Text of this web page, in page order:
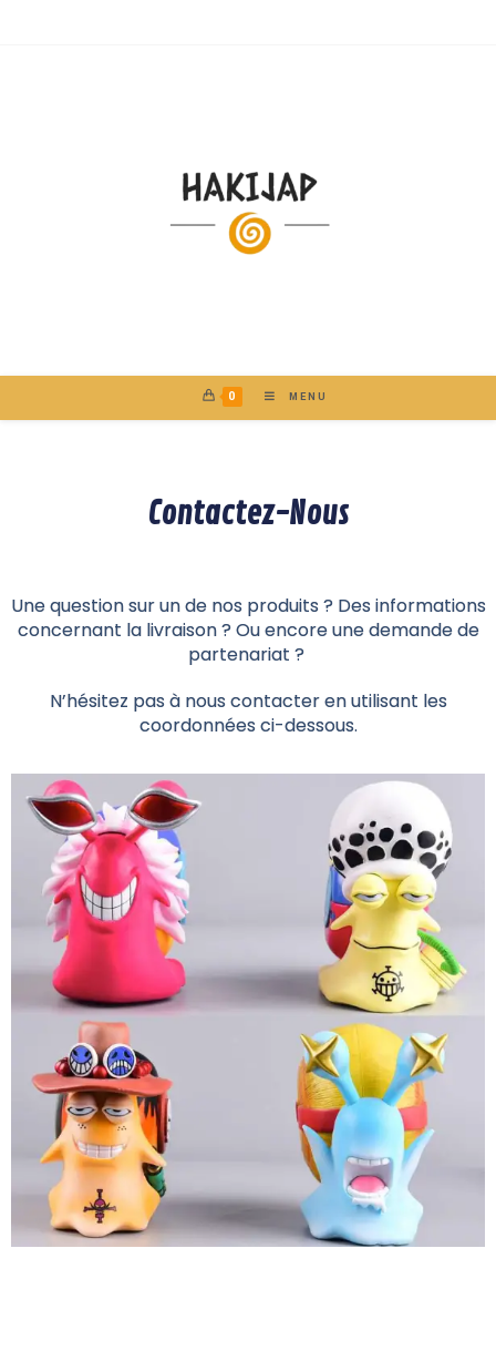
0 MENU
Contactez-Nous
Une question sur un de nos produits ? Des informations
concernant la livraison ? Ou encore une demande de
partenariat ?
N’hésitez pas à nous contacter en utilisant les
coordonnées ci-dessous.